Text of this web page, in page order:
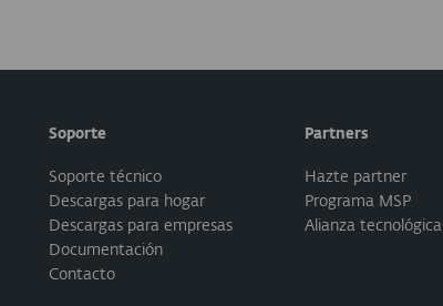
Soporte
Soporte técnico
Descargas para hogar
Descargas para empresas
Documentación
Contacto
Partners
Hazte partner
Programa MSP
Alianza tecnológica